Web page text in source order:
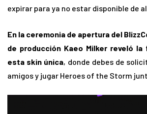
expirar para ya no estar disponible de
En la ceremonia de apertura del
de producción Kaeo Milker reveló
esta skin única, donde debes de
amigos y jugar Heroes of the Storm